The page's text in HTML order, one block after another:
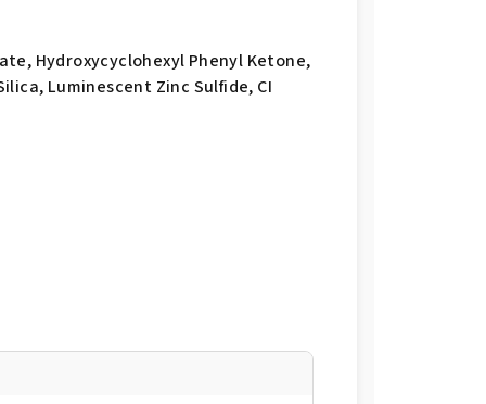
Hydroxycyclohexyl Phenyl Ketone,
Luminescent Zinc Sulfide, CI